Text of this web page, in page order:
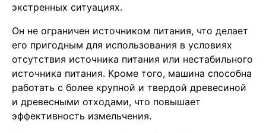
экстренных ситуациях.
Он не ограничен источником питания, что делает
его пригодным для использования в условиях
отсутствия источника питания или нестабильного
источника питания. Кроме того, машина способна
работать с более крупной и твердой древесиной
и древесными отходами, что повышает
эффективность измельчения.